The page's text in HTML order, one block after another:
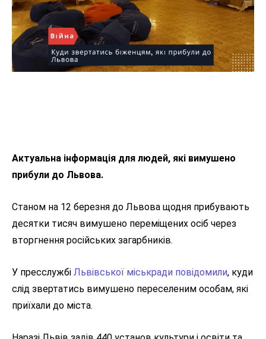
Актуальна інформація для людей, які вимушено
прибули до Львова.
Станом на 12 березня до Львова щодня прибувають
десятки тисяч вимушено переміщених осіб через
вторгнення російських загарбників.
У пресслужбі Львівської міськради повідомили, куди
слід звертатись вимушено переселеним особам, які
приїхали до міста.